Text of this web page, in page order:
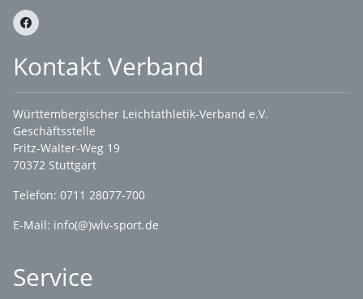
Kontakt Verband
Württembergischer Leichtathletik-Verband e.V.
Geschäftsstelle
Fritz-Walter-Weg 19
70372 Stuttgart
Telefon: 0711 28077-700
E-Mail: info(@)wlv-sport.de
Service